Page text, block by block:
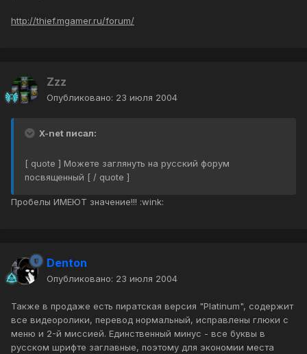
http://thief.mgamer.ru/forum/
Zzz
Опубликовано: 23 июля 2004
X-net писал:
[ quote ] Можете заглянуть на русский форум
посвященный [ / quote ]
Пробелы ИМЕЮТ значение!!! :wink:
Denton
Опубликовано: 23 июля 2004
Также в продаже есть пиратская версия "Platinum", содержит
все видеоролики, перевод нормальный, исправлены глюки с
меню и 2-й миссией. Единственный минус - все буквы в
русском шрифте заглавные, поэтому для экономии места